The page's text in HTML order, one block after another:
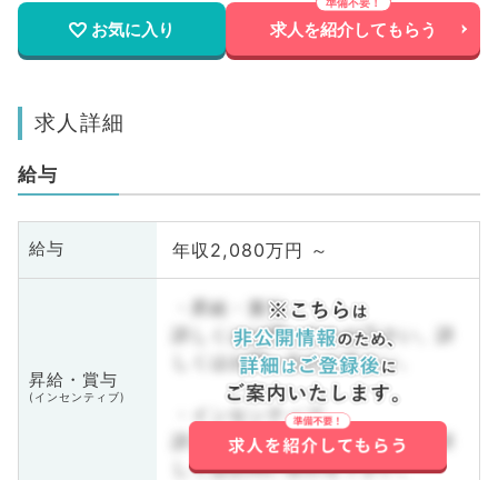
お気に入り 求人を紹介してもらう
求人詳細
給与
給与 年収2,080万円 ～
昇給・賞与
(インセンティブ)
・昇給・賞与
詳しくはお問い合わせ下さい。詳
しくはお問い合わせ下さい。
・インセンティブ
詳しくはお問い合わせ下さい。詳
しくはお問い合わせ下さい。